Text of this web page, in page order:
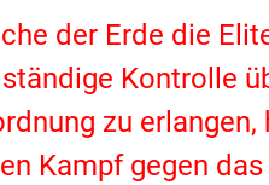
der Erde die
Kontrolle
zu
Kampf gegen